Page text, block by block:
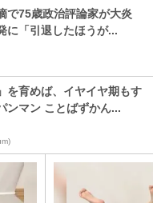
で75歳政治評論家が大炎
に「引退したほうが...
を育めば、イヤイヤ期もす
マン ことばずかん...